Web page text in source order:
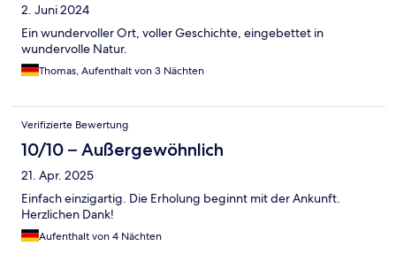
2. Juni 2024
Ein wundervoller Ort, voller Geschichte, eingebettet in
wundervolle Natur.
Thomas, Aufenthalt von 3 Nächten
Verifizierte Bewertung
10/10 – Außergewöhnlich
21. Apr. 2025
Einfach einzigartig. Die Erholung beginnt mit der Ankunft.
Herzlichen Dank!
Aufenthalt von 4 Nächten